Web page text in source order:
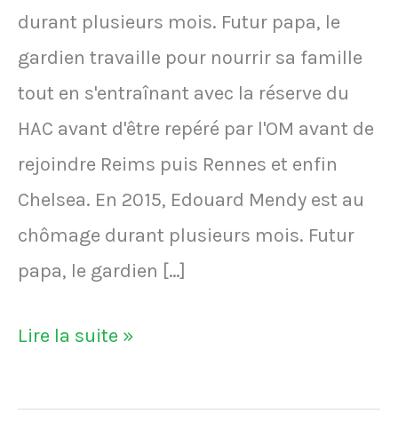
durant plusieurs mois. Futur papa, le
gardien travaille pour nourrir sa famille
tout en s'entraînant avec la réserve du
HAC avant d'être repéré par l'OM avant de
rejoindre Reims puis Rennes et enfin
Chelsea. En 2015, Edouard Mendy est au
chômage durant plusieurs mois. Futur
papa, le gardien […]
VIDÉO
Edouard
Lire la suite »